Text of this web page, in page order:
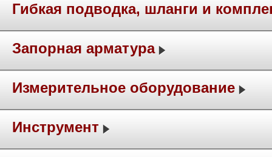
Гибкая подводка, шланги и
Запорная арматура
Измерительное оборудование
Инструмент